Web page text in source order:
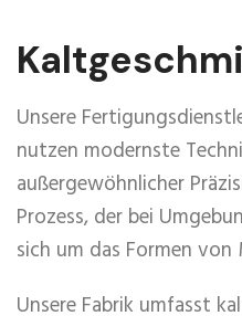
Unsere
nutzen modernste
außergewöhnlicher
Prozess, der bei
sich um das Formen
Unsere Fabrik umfasst